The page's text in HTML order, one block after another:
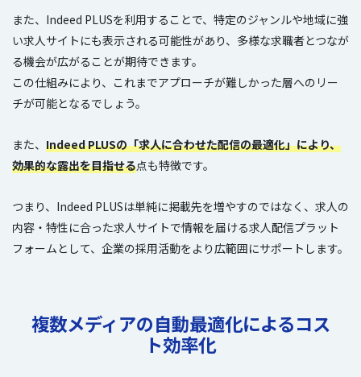
また、Indeed PLUSを利用することで、特定のジャンルや地域に強
い求人サイトにも表示される可能性があり、多様な求職者とつなが
る機会が広がることが期待できます。
この仕組みにより、これまでアプローチが難しかった層へのリー
チが可能となるでしょう。
また、 Indeed PLUSの「求人に合わせた配信の最適化」により、
効果的な露出を目指せる点も特徴です。
つまり、Indeed PLUSは単純に掲載先を増やすのではなく、求人の
内容・特性に合った求人サイトで情報を届ける求人配信プラット
フォームとして、企業の採用活動をより広範囲にサポートします。
複数メディアの自動最適化によるコス
ト効率化